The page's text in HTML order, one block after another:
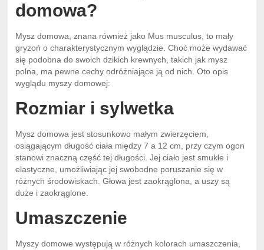
domowa?
Mysz domowa, znana również jako Mus musculus, to mały
gryzoń o charakterystycznym wyglądzie. Choć może wydawać
się podobna do swoich dzikich krewnych, takich jak mysz
polna, ma pewne cechy odróżniające ją od nich. Oto opis
wyglądu myszy domowej:
Rozmiar i sylwetka
Mysz domowa jest stosunkowo małym zwierzęciem,
osiągającym długość ciała między 7 a 12 cm, przy czym ogon
stanowi znaczną część tej długości. Jej ciało jest smukłe i
elastyczne, umożliwiając jej swobodne poruszanie się w
różnych środowiskach. Głowa jest zaokrąglona, a uszy są
duże i zaokrąglone.
Umaszczenie
Myszy domowe występują w różnych kolorach umaszczenia,